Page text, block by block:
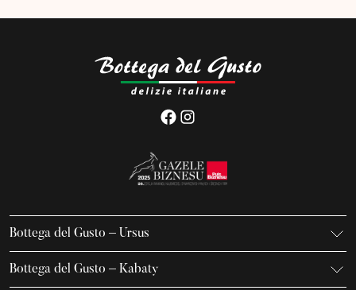
Bottega del Gusto – Ursus
K. Gierdziejewskiego 7
02-495 Warszawa
Bottega del Gusto – Kabaty